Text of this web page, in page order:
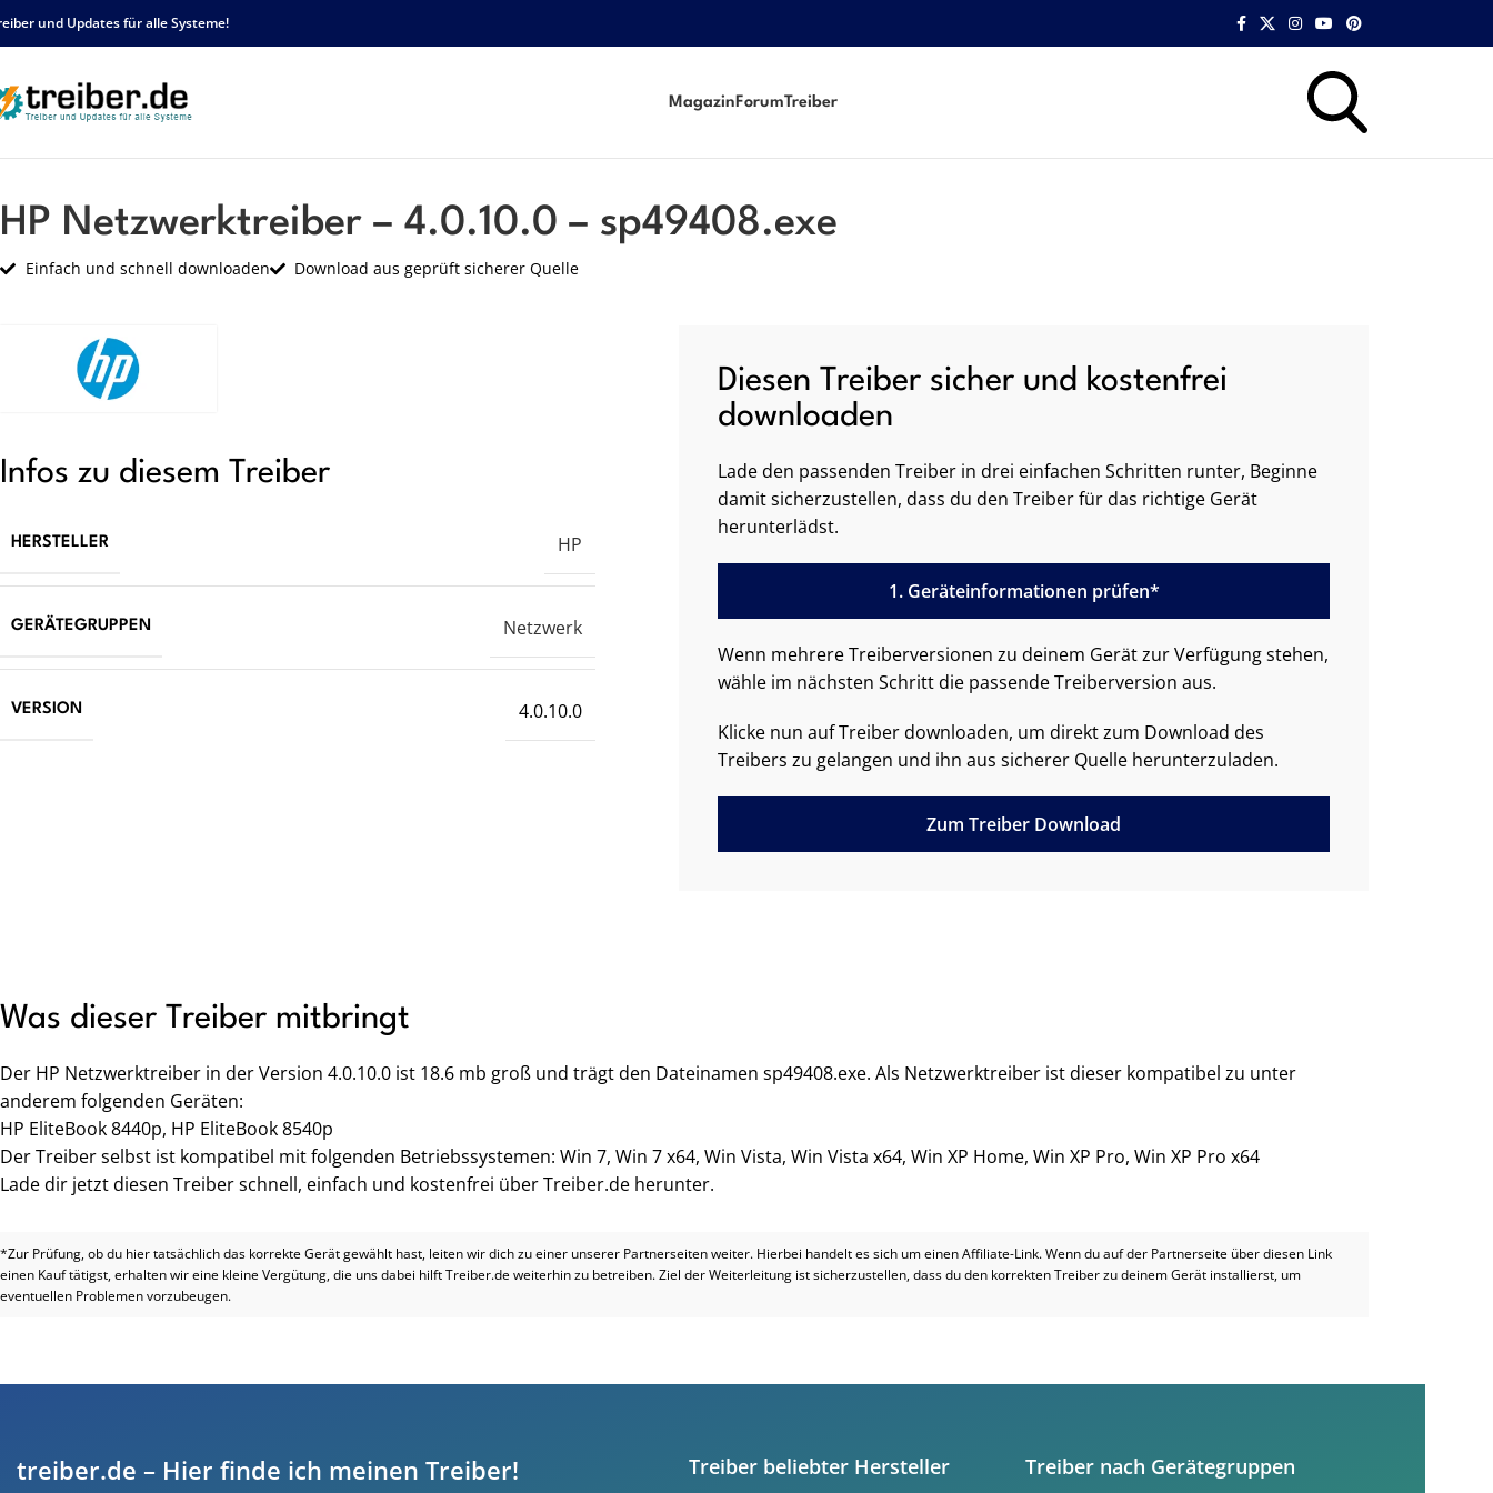
und Updates für alle Systeme!
Magazin ForumTreiber
HP Netzwerktreiber – 4.0.10.0 – sp49408.exe
Einfach und schnell downloaden Download aus geprüft sicherer Quelle
Infos zu diesem Treiber
HERSTELLER HP
GERÄTEGRUPPEN Netzwerk
VERSION 4.0.10.0
Diesen Treiber sicher und kostenfrei
downloaden
Lade den passenden Treiber in drei einfachen Schritten runter, Beginne
damit sicherzustellen, dass du den Treiber für das richtige Gerät
herunterlädst.
1. Geräteinformationen prüfen*
Wenn mehrere Treiberversionen zu deinem Gerät zur Verfügung stehen,
wähle im nächsten Schritt die passende Treiberversion aus.
Klicke nun auf Treiber downloaden, um direkt zum Download des
Treibers zu gelangen und ihn aus sicherer Quelle herunterzuladen.
Zum Treiber Download
Was dieser Treiber mitbringt
Der HP Netzwerktreiber in der Version 4.0.10.0 ist 18.6 mb groß und trägt den Dateinamen sp49408.exe. Als Netzwerktreiber ist dieser kompatibel zu unter
anderem folgenden Geräten:
HP EliteBook 8440p, HP EliteBook 8540p
Der Treiber selbst ist kompatibel mit folgenden Betriebssystemen: Win 7, Win 7 x64, Win Vista, Win Vista x64, Win XP Home, Win XP Pro, Win XP Pro x64
Lade dir jetzt diesen Treiber schnell, einfach und kostenfrei über Treiber.de herunter.
*Zur Prüfung, ob du hier tatsächlich das korrekte Gerät gewählt hast, leiten wir dich zu einer unserer Partnerseiten weiter. Hierbei handelt es sich um einen Affiliate-Link. Wenn du auf der Partnerseite über diesen Link
einen Kauf tätigst, erhalten wir eine kleine Vergütung, die uns dabei hilft Treiber.de weiterhin zu betreiben. Ziel der Weiterleitung ist sicherzustellen, dass du den korrekten Treiber zu deinem Gerät installierst, um
eventuellen Problemen vorzubeugen.
treiber.de – Hier finde ich meinen Treiber! Treiber beliebter Hersteller Treiber nach Gerätegruppen